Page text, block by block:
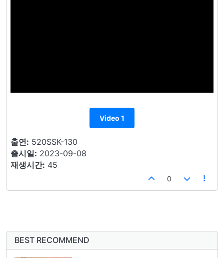
Video 1
출연: 520SSK-130
출시일: 2023-09-08
재생시간: 45
0
BEST RECOMMEND